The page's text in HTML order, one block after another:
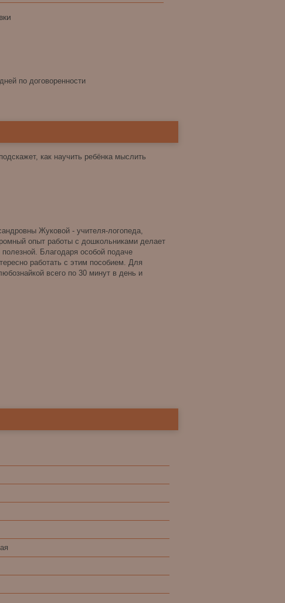
по договоренности
как научить ребёнка мыслить
Жуковой - учителя-логопеда,
опыт работы с дошкольниками делает
Благодаря особой подаче
работать с этим пособием. Для
всего по 30 минут в день и